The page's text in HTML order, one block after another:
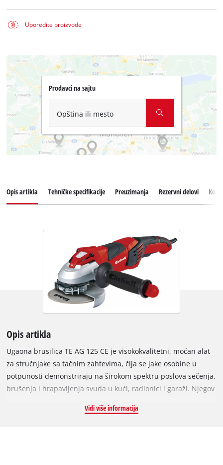
Uporedite proizvode
Prodavci na sajtu
Opština ili mesto
Opis artikla Tehničke specifikacije Preuzimanja Rezervni delovi
Opis artikla
Ugaona brusilica TE AG 125 CE je visokokvalitetni, moćan alat
za stručnjake sa tačnim zahtevima, čija se jake osobine u
potpunosti demonstriraju na širokom spektru poslova sečenja,
brušenja i hrapavljenja svuda u kući, radionici i garaži. Njegov
održava svoju brzinu na konstantnom nivou čak i kada se
Vidi više informacija